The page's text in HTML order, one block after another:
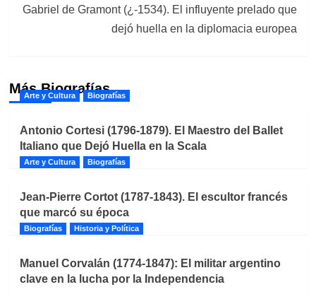
Gabriel de Gramont (¿-1534). El influyente prelado que
dejó huella en la diplomacia europea
Más Biografías
Arte y Cultura Biografías
Antonio Cortesi (1796-1879). El Maestro del Ballet
Italiano que Dejó Huella en la Scala
Arte y Cultura Biografías
Jean-Pierre Cortot (1787-1843). El escultor francés
que marcó su época
Biografías Historia y Política
Manuel Corvalán (1774-1847): El militar argentino
clave en la lucha por la Independencia